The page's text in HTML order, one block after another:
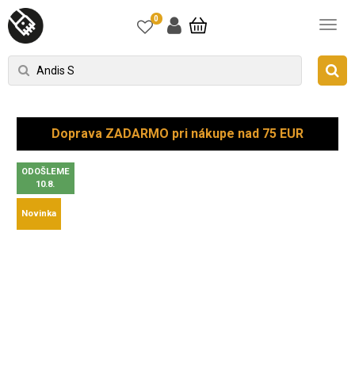
0
Doprava ZADARMO pri nákupe nad 75 EUR
ODOŠLEME
10.8.
Novinka